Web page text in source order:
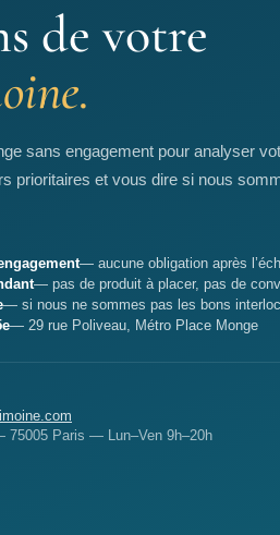
de votre
sans engagement pour analyser
prioritaires et vous dire si nous
— aucune obligation après
— pas de produit à placer, pas de
— si nous ne sommes pas les bons
— 29 rue Poliveau, Métro Place Monge
75005 Paris — Lun–Ven 9h–20h